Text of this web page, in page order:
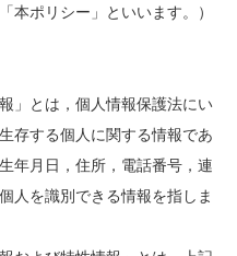
本ポリシー」といいます。）
」とは，個人情報保護法にい
存する個人に関する情報であ
年月日，住所，電話番号，連
人を識別できる情報を指しま